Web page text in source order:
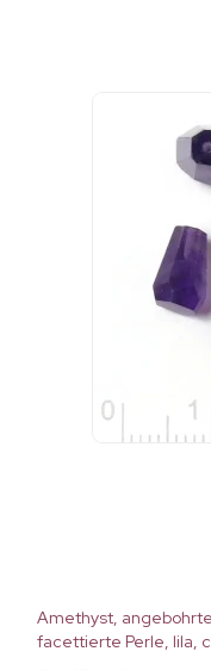
Amethyst,
facettierte Perle, lila,